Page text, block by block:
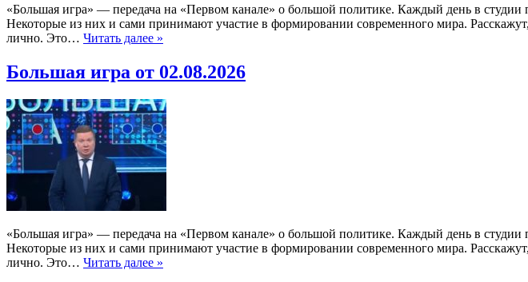
«Большая игра» — передача на «Первом канале» о большой политике. Каждый день в
Некоторые из них и сами принимают участие в формировании современного мира.
лично. Это… Читать далее »
Большая игра от 02.08.2026
«Большая игра» — передача на «Первом канале» о большой политике. Каждый день в
Некоторые из них и сами принимают участие в формировании современного мира.
лично. Это… Читать далее »